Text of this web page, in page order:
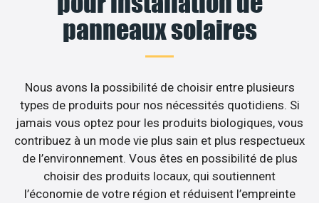
panneaux solaires
Nous avons la possibilité de choisir entre plusieurs
types de produits pour nos nécessités quotidiens. Si
jamais vous optez pour les produits biologiques, vous
contribuez à un mode vie plus sain et plus respectueux
de l’environnement. Vous êtes en possibilité de plus
choisir des produits locaux, qui soutiennent
l’économie de votre région et réduisent l’empreinte